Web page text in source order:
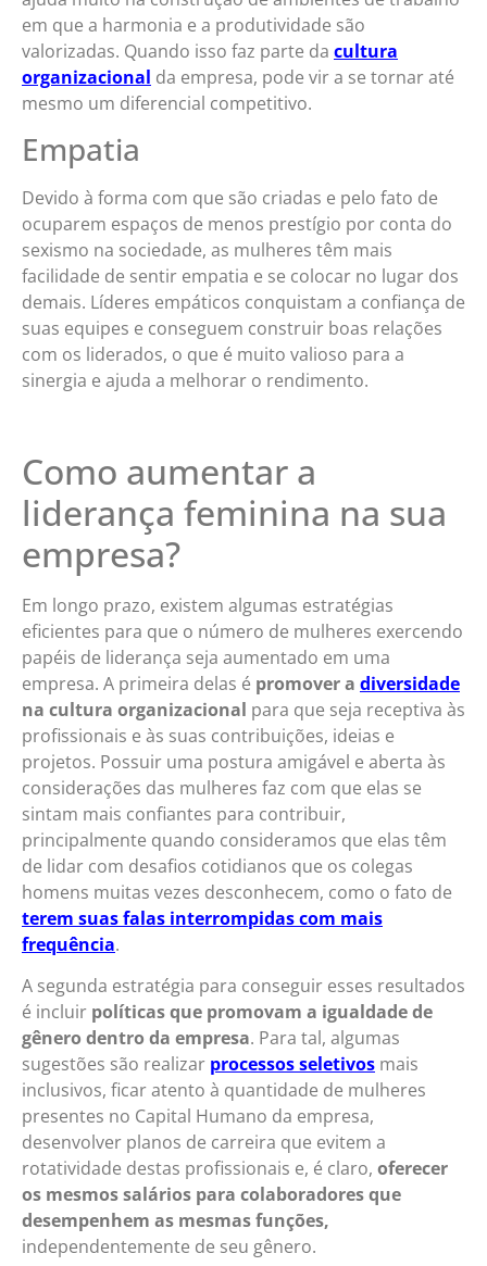
em que a harmonia e a produtividade são
valorizadas. Quando isso faz parte da cultura
organizacional da empresa, pode vir a se tornar até
mesmo um diferencial competitivo.
Empatia
Devido à forma com que são criadas e pelo fato de
ocuparem espaços de menos prestígio por conta do
sexismo na sociedade, as mulheres têm mais
facilidade de sentir empatia e se colocar no lugar dos
demais. Líderes empáticos conquistam a confiança de
suas equipes e conseguem construir boas relações
com os liderados, o que é muito valioso para a
sinergia e ajuda a melhorar o rendimento.
Como aumentar a
liderança feminina na sua
empresa?
Em longo prazo, existem algumas estratégias
eficientes para que o número de mulheres exercendo
papéis de liderança seja aumentado em uma
empresa. A primeira delas é promover a diversidade
na cultura organizacional para que seja receptiva às
profissionais e às suas contribuições, ideias e
projetos. Possuir uma postura amigável e aberta às
considerações das mulheres faz com que elas se
sintam mais confiantes para contribuir,
principalmente quando consideramos que elas têm
de lidar com desafios cotidianos que os colegas
homens muitas vezes desconhecem, como o fato de
terem suas falas interrompidas com mais
frequência.
A segunda estratégia para conseguir esses resultados
é incluir políticas que promovam a igualdade de
gênero dentro da empresa. Para tal, algumas
sugestões são realizar processos seletivos mais
inclusivos, ficar atento à quantidade de mulheres
presentes no Capital Humano da empresa,
desenvolver planos de carreira que evitem a
rotatividade destas profissionais e, é claro, oferecer
os mesmos salários para colaboradores que
desempenhem as mesmas funções,
independentemente de seu gênero.